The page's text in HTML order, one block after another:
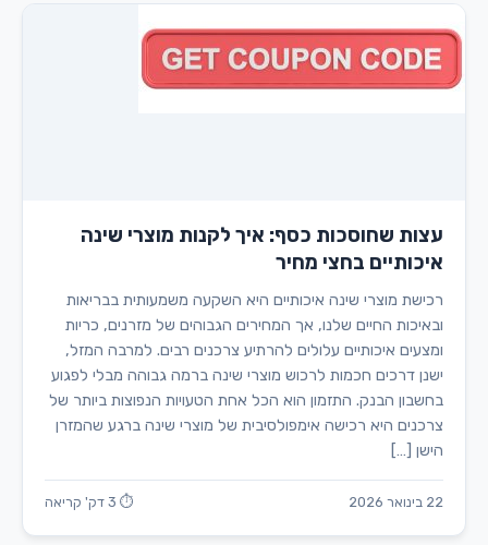
עצות שחוסכות כסף: איך לקנות מוצרי שינה
איכותיים בחצי מחיר
רכישת מוצרי שינה איכותיים היא השקעה משמעותית בבריאות
ובאיכות החיים שלנו, אך המחירים הגבוהים של מזרנים, כריות
ומצעים איכותיים עלולים להרתיע צרכנים רבים. למרבה המזל,
ישנן דרכים חכמות לרכוש מוצרי שינה ברמה גבוהה מבלי לפגוע
בחשבון הבנק. התזמון הוא הכל אחת הטעויות הנפוצות ביותר של
צרכנים היא רכישה אימפולסיבית של מוצרי שינה ברגע שהמזרן
הישן […]
22 בינואר 2026 ⏱ 3 דק' קריאה